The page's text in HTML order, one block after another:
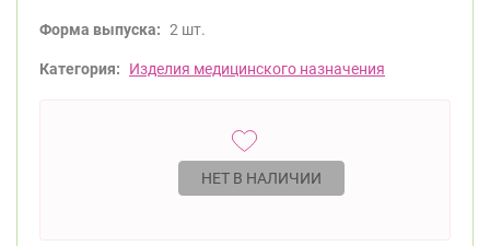
Форма выпуска: 2 шт.
Категория: Изделия медицинского назначения
НЕТ В НАЛИЧИИ